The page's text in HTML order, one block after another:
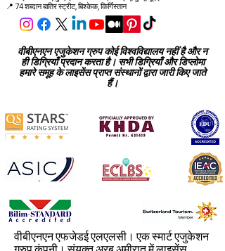
अन्य कार्यालय:
सीईओ बिल्डिंग, दुबई इन्वेस्टमेंट पार्क (डीआईपी), दुबई, यूएई
📍 74 शब्दान बातिर स्ट्रीट, बिश्केक, किर्गिस्तान
वीबीएनएन एजुकेशन ग्रुप कोई विश्वविद्यालय नहीं है और न
ही डिग्रियाँ प्रदान करता है। सभी डिग्रियाँ और डिप्लोमा